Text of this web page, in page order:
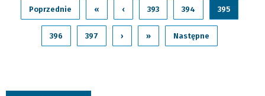
Poprzednie « ‹ 393 394 395
396 397 › » Następne